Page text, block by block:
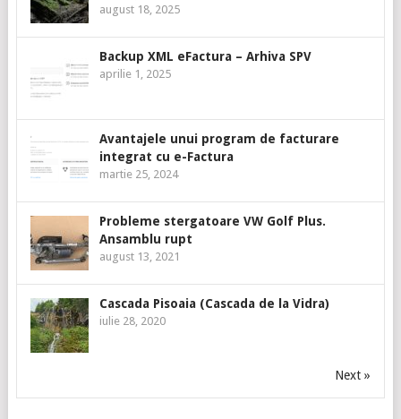
august 18, 2025
Backup XML eFactura – Arhiva SPV
aprilie 1, 2025
Avantajele unui program de facturare
integrat cu e-Factura
martie 25, 2024
Probleme stergatoare VW Golf Plus.
Ansamblu rupt
august 13, 2021
Cascada Pisoaia (Cascada de la Vidra)
iulie 28, 2020
Next »